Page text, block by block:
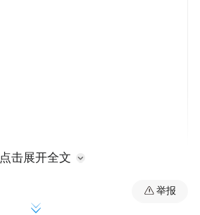
点击展开全文
举报